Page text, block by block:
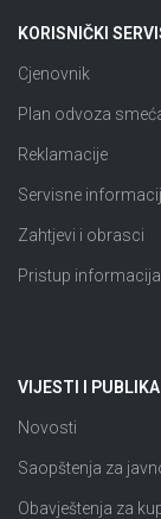
KORISNIČKI
Cjenovnik
Plan odvoza
Reklamacije
Servisne
Zahtjevi i obrasci
Pristup
VIJESTI I
Novosti
Saopštenja za
Obavještenja za